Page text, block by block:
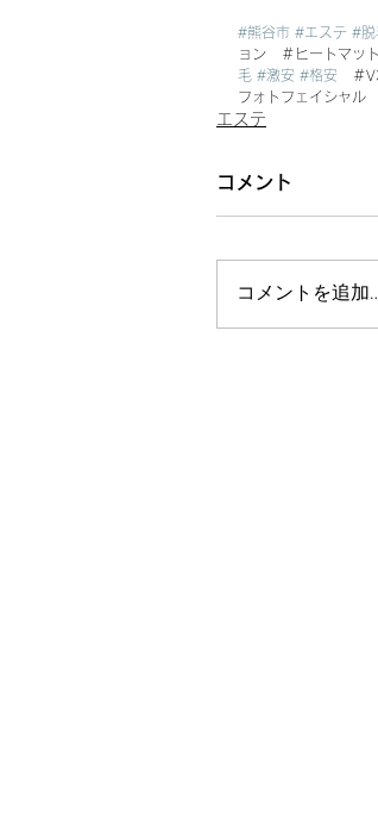
#熊谷市 #エステ #脱
ョン　＃ヒートマッ
毛 #激安 #格安 ＃
フォトフェイシャル
エステ
コメント
コメントを追加